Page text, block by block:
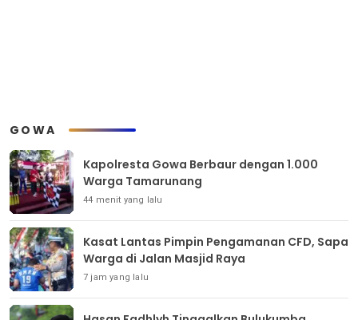
GOWA
Kapolresta Gowa Berbaur dengan 1.000
Warga Tamarunang
44 menit yang lalu
Kasat Lantas Pimpin Pengamanan CFD, Sapa
Warga di Jalan Masjid Raya
7 jam yang lalu